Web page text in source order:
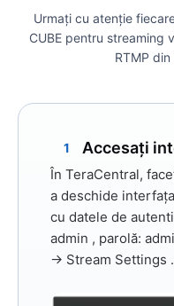
Urmați cu atenție
CUBE pentru streaming
RTMP
1 Accesați
În TeraCentral,
a deschide
cu datele de
admin , parolă:
→ Stream Settings .